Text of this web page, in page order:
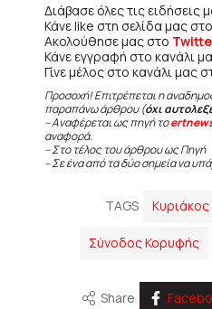
Διάβασε όλες τις ειδήσεις
Κάνε like στη σελίδα μας στο
Ακολούθησε μας στο
Κάνε εγγραφή στο κανάλι
Γίνε μέλος στο κανάλι μας
Προσοχή! Επιτρέπεται η
παραπάνω άρθρου (όχι
– Αναφέρεται ως πηγή το
αναφορά.
– Στο τέλος του άρθρου ως Πηγή
– Σε ένα από τα δύο σημεία να
TAGS
Σύνοδος Κορυφής
Share